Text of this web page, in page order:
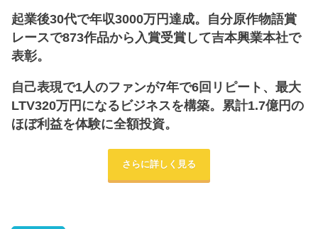
起業後30代で年収3000万円達成。自分原作物語賞
レースで873作品から入賞受賞して吉本興業本社で
表彰。
自己表現で1人のファンが7年で6回リピート、最大
LTV320万円になるビジネスを構築。累計1.7億円の
ほぼ利益を体験に全額投資。
さらに詳しく見る